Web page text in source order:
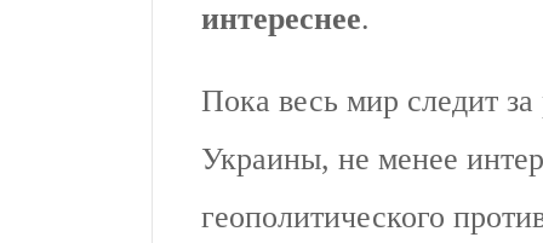
интереснее.
Пока весь мир следит
Украины, не менее
геополитического